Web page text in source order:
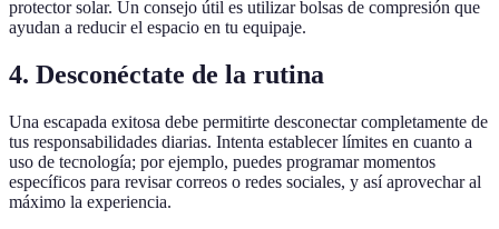
protector solar. Un consejo útil es utilizar bolsas de compresión que
ayudan a reducir el espacio en tu equipaje.
4. Desconéctate de la rutina
Una escapada exitosa debe permitirte desconectar completamente de
tus responsabilidades diarias. Intenta establecer límites en cuanto a
uso de tecnología; por ejemplo, puedes programar momentos
específicos para revisar correos o redes sociales, y así aprovechar al
máximo la experiencia.